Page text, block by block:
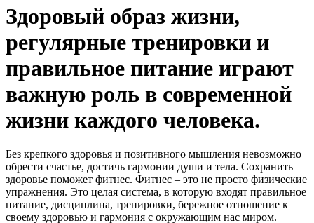
Здоровый образ жизни,
регулярные тренировки и
правильное питание играют
важную роль в современной
жизни каждого человека.
Без крепкого здоровья и позитивного мышления невозможно
обрести счастье, достичь гармонии души и тела. Сохранить
здоровье поможет фитнес. Фитнес – это не просто физические
упражнения. Это целая система, в которую входят правильное
питание, дисциплина, тренировки, бережное отношение к
своему здоровью и гармония с окружающим нас миром.